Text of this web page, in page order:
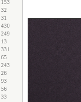
153
32
31
430
249
13
331
65
243
26
93
56
33